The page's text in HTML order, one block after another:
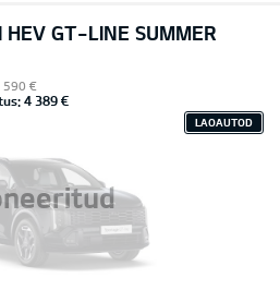
GT-LINE SUMMER
590 €
4 389 €
LAOAUTOD